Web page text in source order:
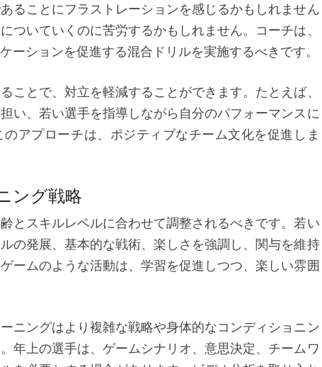
ることにフラストレーションを感じるかもしれません
ついていくのに苦労するかもしれません。コーチは、
ーションを促進する混合ドリルを実施するべきです。
ことで、対立を軽減することができます。たとえば、
い、若い選手を指導しながら自分のパフォーマンスに
アプローチは、ポジティブなチーム文化を促進しま
ング戦略
とスキルレベルに合わせて調整されるべきです。若い
の発展、基本的な戦術、楽しさを強調し、関与を維持
ームのような活動は、学習を促進しつつ、楽しい雰囲
ニングはより複雑な戦略や身体的なコンディショニン
年上の選手は、ゲームシナリオ、意思決定、チームワ